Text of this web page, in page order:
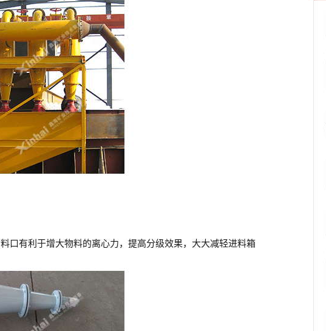
口有利于增大物料的离心力，提高分级效果，大大减轻进料箱